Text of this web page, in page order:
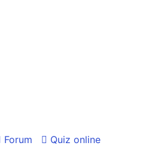
Forum Quiz online